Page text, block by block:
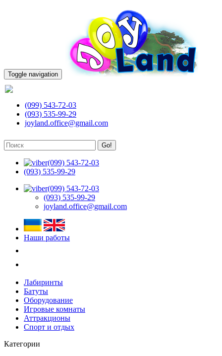
Toggle navigation
(099) 543-72-03
(093) 535-99-29
joyland.office@gmail.com
Go!
(099) 543-72-03
(093) 535-99-29
(099) 543-72-03
(093) 535-99-29
joyland.office@gmail.com
Наши работы
Лабиринты
Батуты
Оборудование
Игровые комнаты
Аттракционы
Спорт и отдых
Категории